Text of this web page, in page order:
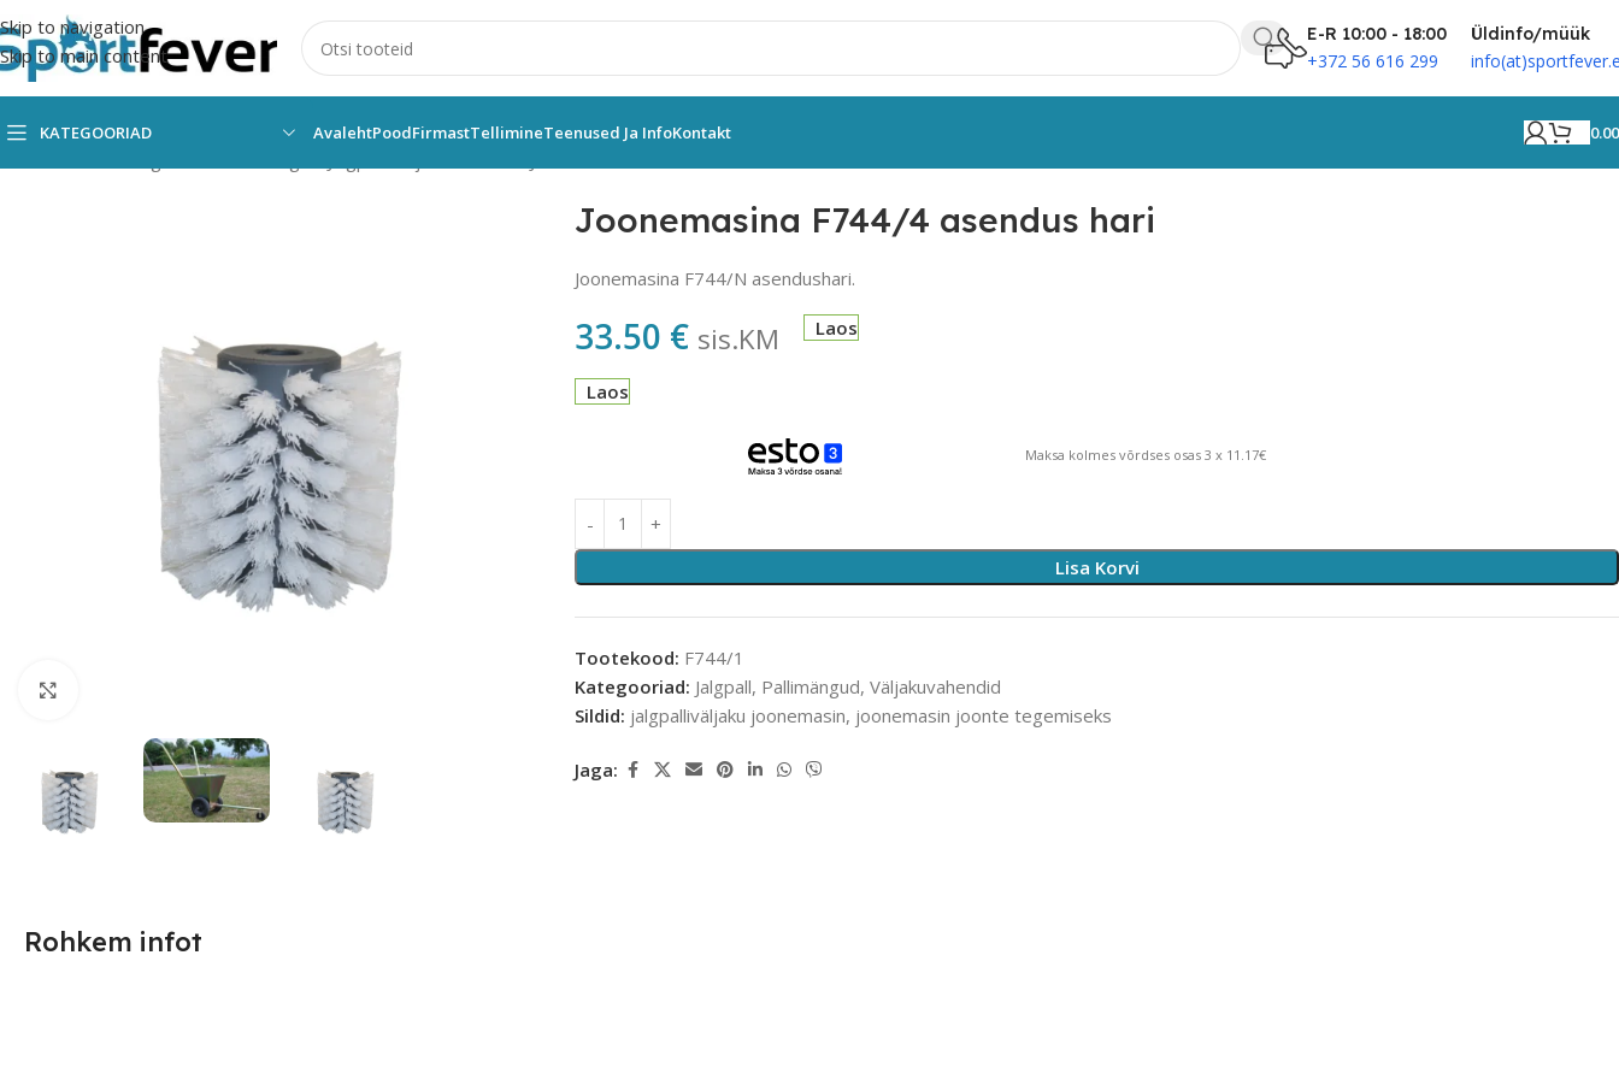
Skip to navigation
Skip to main content
E-R 10:00 - 18:00
+372 56 616 299
Üldinfo/müük
KATEGOORIAD AvalehtPoodFirmastTellimineTeenused Ja InfoKontakt
Joonemasina F744/4 asendus hari
Joonemasina F744/N asendushari.
33.50 € sis.KM Laos
Laos
Maksa kolmes võrdses osas 3 x 11.17€
Lisa Korvi
Tootekood: F744/1
Kategooriad: Jalgpall, Pallimängud, Väljakuvahendid
Sildid: jalgpalliväljaku joonemasin, joonemasin joonte tegemiseks
Jaga:
Rohkem infot